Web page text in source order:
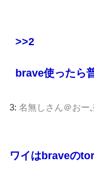
>>2
brave使ったら
3: 名無しさん＠おー
ワイはbraveの